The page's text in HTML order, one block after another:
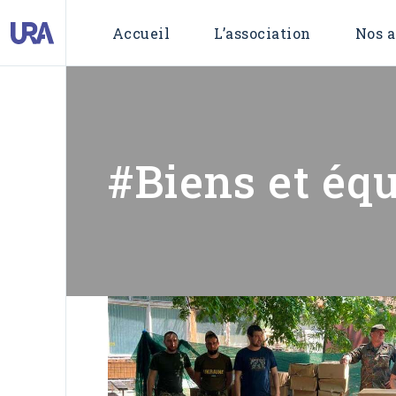
Accueil L’association Nos
Aide
Aide
#Biens et